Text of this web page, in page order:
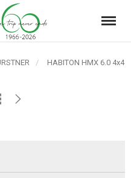
Menu
Pagina
HABITON HMX 6.0 4x4